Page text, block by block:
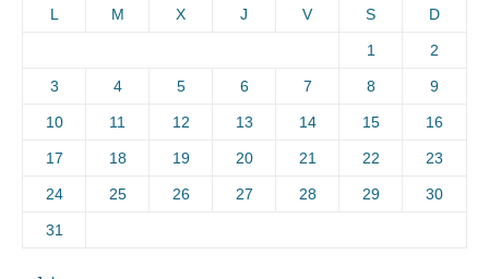
L M X J V S D
1 2
3 4 5 6 7 8 9
10 11 12 13 14 15 16
17 18 19 20 21 22 23
24 25 26 27 28 29 30
31